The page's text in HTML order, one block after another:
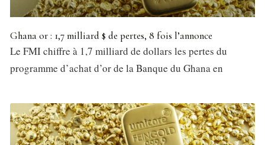
Ghana or : 1,7 milliard $ de pertes, 8 fois l’annonce
Le FMI chiffre à 1,7 milliard de dollars les pertes du
programme d’achat d’or de la Banque du Ghana en